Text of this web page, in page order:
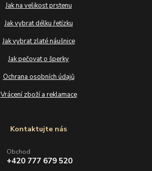
Jak na velikost prstenu
Jak vybrat délku řetízku
Jak vybrat zlaté náušnice
Jak pečovat o šperky
Ochrana osobních údajů
Vrácení zboží a reklamace
Kontaktujte nás
Obchod
+420 777 679 520